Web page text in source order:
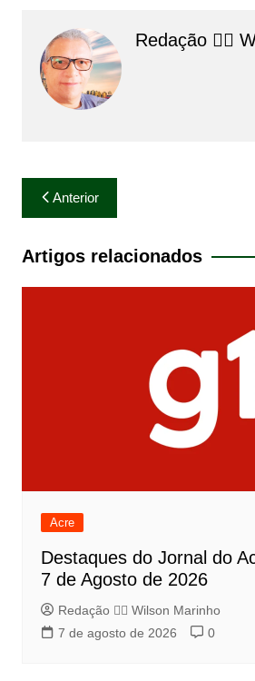
Redação 👨‍⚖️​
Navegação
de
Post
Anterior
Artigos relacionados
Acre
Destaques do Jornal do
7 de Agosto de 2026
Redação 👨‍⚖️​ Wilson Marinho
7 de agosto de 2026
0